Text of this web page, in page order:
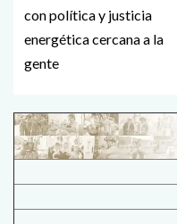
con política y justicia
energética cercana a la
gente